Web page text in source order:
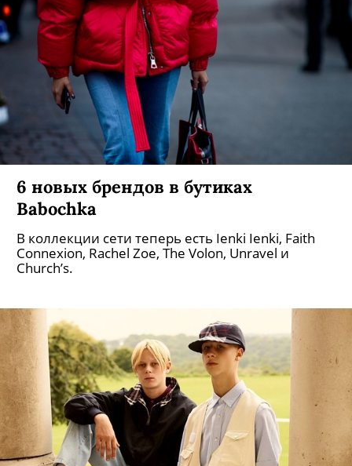
6 новых брендов в бутиках
Babochka
В коллекции сети теперь есть Ienki Ienki, Faith
Connexion, Rachel Zoe, The Volon, Unravel и
Church’s.